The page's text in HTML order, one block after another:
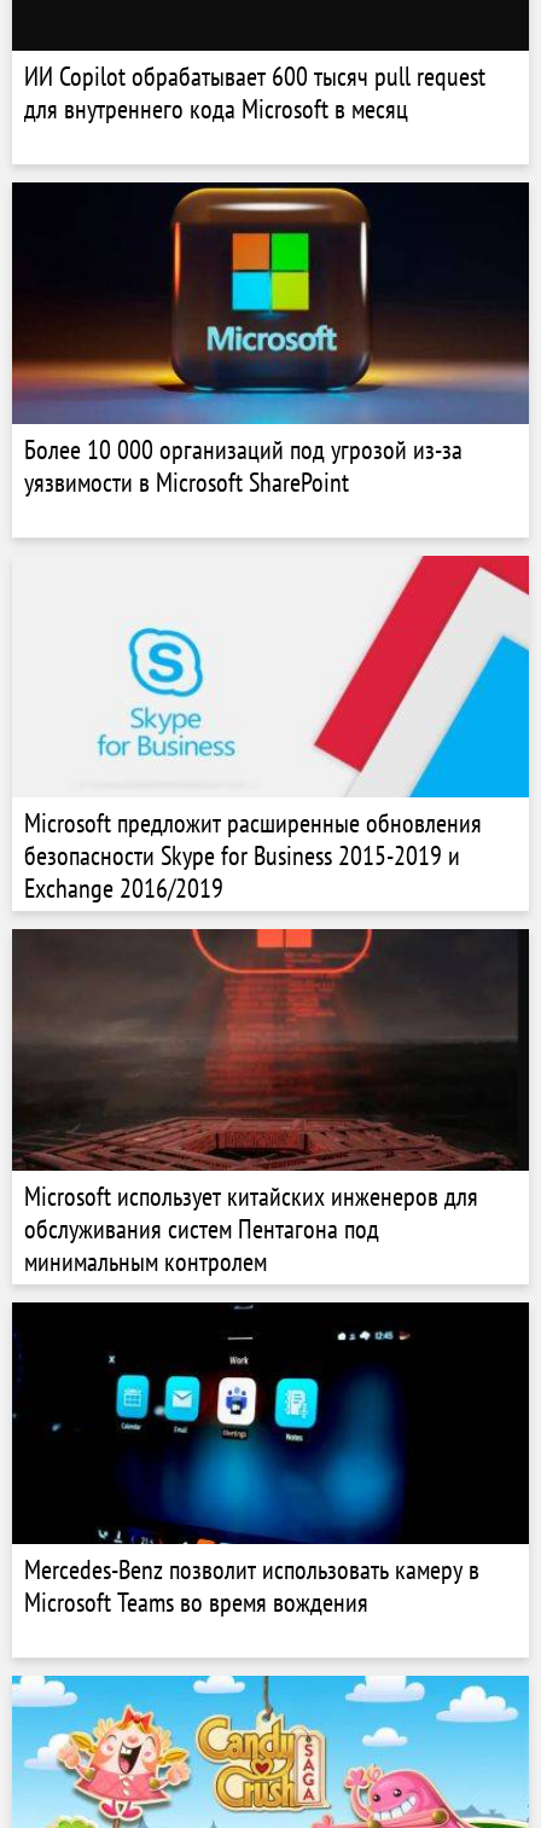
ИИ Copilot обрабатывает 600 тысяч pull request
для внутреннего кода Microsoft в месяц
Более 10 000 организаций под угрозой из-за
уязвимости в Microsoft SharePoint
Microsoft предложит расширенные обновления
безопасности Skype for Business 2015-2019 и
Exchange 2016/2019
Microsoft использует китайских инженеров для
обслуживания систем Пентагона под
минимальным контролем
Mercedes-Benz позволит использовать камеру в
Microsoft Teams во время вождения